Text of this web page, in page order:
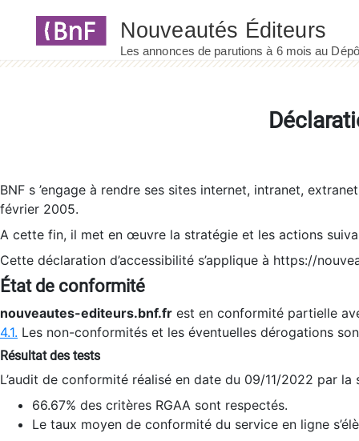
BNF s ’engage à rendre ses sites internet, intranet,
février 2005.
A cette fin, il met en œuvre la stratégie et les actions
Cette déclaration d’accessibilité s’applique à https://
État de conformité
nouveautes-editeurs.bnf.fr est en conformité partielle
4.1. Les non-conformités et les éventuelles dérogations
Résultat des tests
L’audit de conformité réalisé en date du 09/11/2022 par
66.67% des critères RGAA sont respectés.
Le taux moyen de conformité du service en ligne